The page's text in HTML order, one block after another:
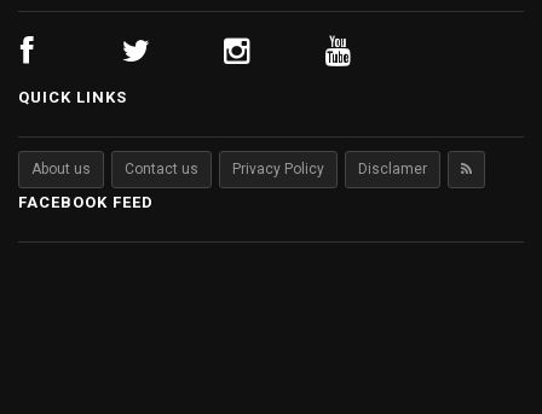
QUICK LINKS
About us Contact us Privacy Policy Disclamer
FACEBOOK FEED